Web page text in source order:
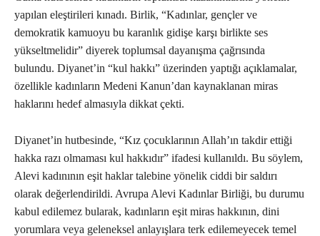
yapılan eleştirileri kınadı. Birlik, “Kadınlar, gençler ve
demokratik kamuoyu bu karanlık gidişe karşı birlikte ses
yükseltmelidir” diyerek toplumsal dayanışma çağrısında
bulundu. Diyanet’in “kul hakkı” üzerinden yaptığı açıklamalar,
özellikle kadınların Medeni Kanun’dan kaynaklanan miras
haklarını hedef almasıyla dikkat çekti.
Diyanet’in hutbesinde, “Kız çocuklarının Allah’ın takdir ettiği
hakka razı olmaması kul hakkıdır” ifadesi kullanıldı. Bu söylem,
Alevi kadınının eşit haklar talebine yönelik ciddi bir saldırı
olarak değerlendirildi. Avrupa Alevi Kadınlar Birliği, bu durumu
kabul edilemez bularak, kadınların eşit miras hakkının, dini
yorumlara veya geleneksel anlayışlara terk edilemeyecek temel